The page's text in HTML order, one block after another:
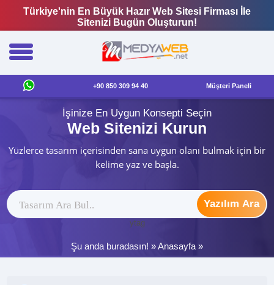
Türkiye'nin En Büyük Hazır Web Sitesi Firması İle
Sitenizi Bugün Oluşturun!
+90 850 309 94 40 Müşteri Paneli
İşinize En Uygun Konsepti Seçin
Web Sitenizi Kurun
Yüzlerce tasarım içerisinden sana uygun olanı bulmak için bir
kelime yaz ve başla.
Yazılım Ara
ytag
Şu anda buradasın! »Anasayfa »